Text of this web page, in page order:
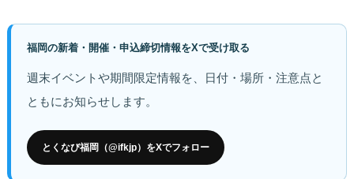
福岡の新着・開催・申込締切情報をXで受け取る
週末イベントや期間限定情報を、日付・場所・注意点と
ともにお知らせします。
とくなび福岡（@ifkjp）をXでフォロー